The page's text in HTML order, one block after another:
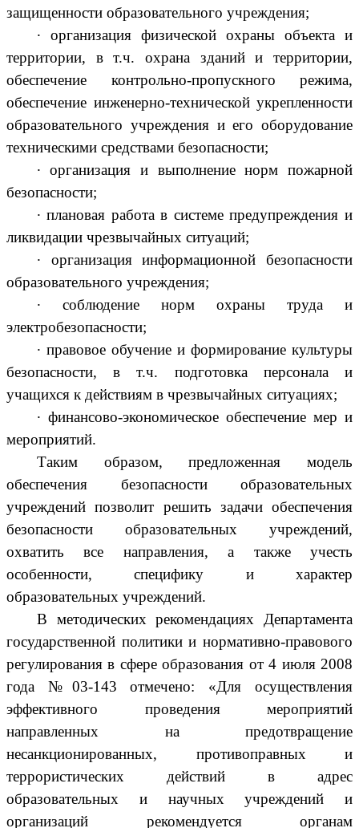
защищенности образовательного учреждения;
∙ организация физической охраны объекта и
территории, в т.ч. охрана зданий и территории,
обеспечение контрольно-пропускного режима,
обеспечение инженерно-технической укрепленности
образовательного учреждения и его оборудование
техническими средствами безопасности;
∙ организация и выполнение норм пожарной
безопасности;
∙ плановая работа в системе предупреждения и
ликвидации чрезвычайных ситуаций;
∙ организация информационной безопасности
образовательного учреждения;
∙ соблюдение норм охраны труда и
электробезопасности;
∙ правовое обучение и формирование культуры
безопасности, в т.ч. подготовка персонала и
учащихся к действиям в чрезвычайных ситуациях;
∙ финансово-экономическое обеспечение мер и
мероприятий.
Таким образом, предложенная модель
обеспечения безопасности образовательных
учреждений позволит решить задачи обеспечения
безопасности образовательных учреждений,
охватить все направления, а также учесть
особенности, специфику и характер
образовательных учреждений.
В методических рекомендациях Департамента
государственной политики и нормативно-правового
регулирования в сфере образования от 4 июля 2008
года №03-143 отмечено: «Для осуществления
эффективного проведения мероприятий
направленных на предотвращение
несанкционированных, противоправных и
террористических действий в адрес
образовательных и научных учреждений и
организаций рекомендуется органам